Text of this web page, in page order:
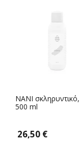
NANI
500 ml
26,50 €